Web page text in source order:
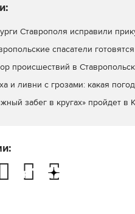
Ставрополя исправили
спасатели
происшествий в
и ливни с грозами: какая
забег в кругах» пройдет в